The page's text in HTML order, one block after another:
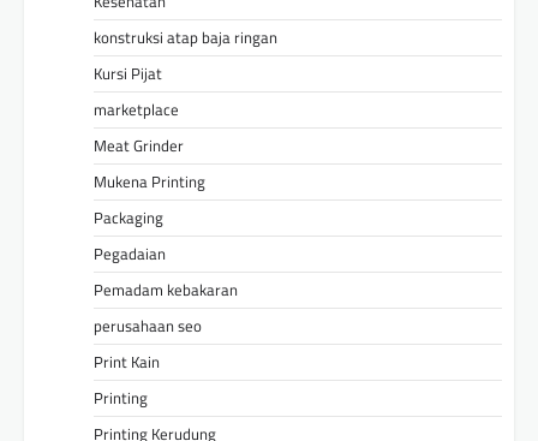
konstruksi atap baja ringan
Kursi Pijat
marketplace
Meat Grinder
Mukena Printing
Packaging
Pegadaian
Pemadam kebakaran
perusahaan seo
Print Kain
Printing
Printing Kerudung